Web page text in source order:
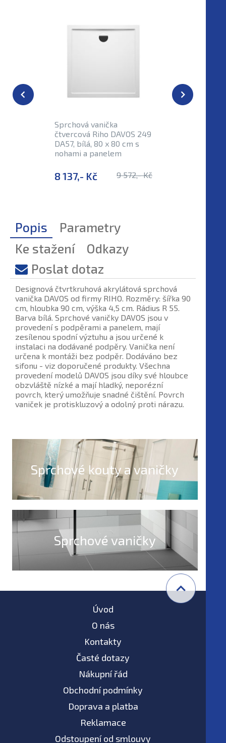
Sprchová vanička
čtvercová Riho DAVOS 249
DA57, bílá, 80 x 80 cm s
nohami a panelem
8 137,- Kč 9 572,- Kč
Popis
Parametry
Ke stažení
Odkazy
Poslat dotaz
Designová čtvrtkruhová akrylátová sprchová
vanička DAVOS od firmy RIHO. Rozměry: šířka 90
cm, hloubka 90 cm, výška 4,5 cm. Rádius R 55.
Barva bílá. Sprchové vaničky DAVOS jsou v
provedení s podpěrami a panelem, mají
zesílenou spodní výztuhu a jsou určené k
instalaci na dodávané podpěry. Vanička není
určena k montáži bez podpěr. Dodáváno bez
sifonu - viz doporučené produkty. Všechna
provedení modelů DAVOS jsou díky své hloubce
obzvláště nízké a mají hladký, neporézní
povrch, který umožňuje snadné čištění. Povrch
vaniček je protiskluzový a odolný proti nárazu.
Sprchové kouty a vaničky
Sprchové vaničky
Úvod
O nás
Kontakty
Časté dotazy
Nákupní řád
Obchodní podmínky
Doprava a platba
Reklamace
Odstoupení od smlouvy